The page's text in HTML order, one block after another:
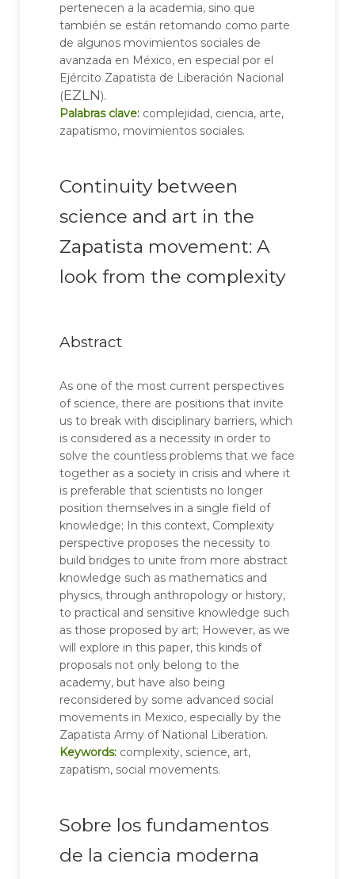
pertenecen a la academia, sino que
también se están retomando como parte
de algunos movimientos sociales de
avanzada en México, en especial por el
Ejército Zapatista de Liberación Nacional
(EZLN).
Palabras clave: complejidad, ciencia, arte,
zapatismo, movimientos sociales.
Continuity between
science and art in the
Zapatista movement: A
look from the complexity
Abstract
As one of the most current perspectives
of science, there are positions that invite
us to break with disciplinary barriers, which
is considered as a necessity in order to
solve the countless problems that we face
together as a society in crisis and where it
is preferable that scientists no longer
position themselves in a single field of
knowledge; In this context, Complexity
perspective proposes the necessity to
build bridges to unite from more abstract
knowledge such as mathematics and
physics, through anthropology or history,
to practical and sensitive knowledge such
as those proposed by art; However, as we
will explore in this paper, this kinds of
proposals not only belong to the
academy, but have also being
reconsidered by some advanced social
movements in Mexico, especially by the
Zapatista Army of National Liberation.
Keywords: complexity, science, art,
zapatism, social movements.
Sobre los fundamentos
de la ciencia moderna